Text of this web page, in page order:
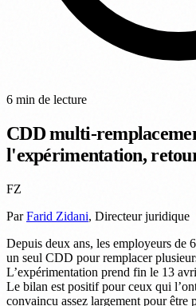
6 min de lecture
CDD multi-
l'expérimentation,
FZ
ParFarid Zidani, Directeur juridique
Depuis deux ans, les employeurs de
un seul CDD pour remplacer
L’expérimentation prend fin le 13
Le bilan est positif pour ceux qui
convaincu assez largement pour être